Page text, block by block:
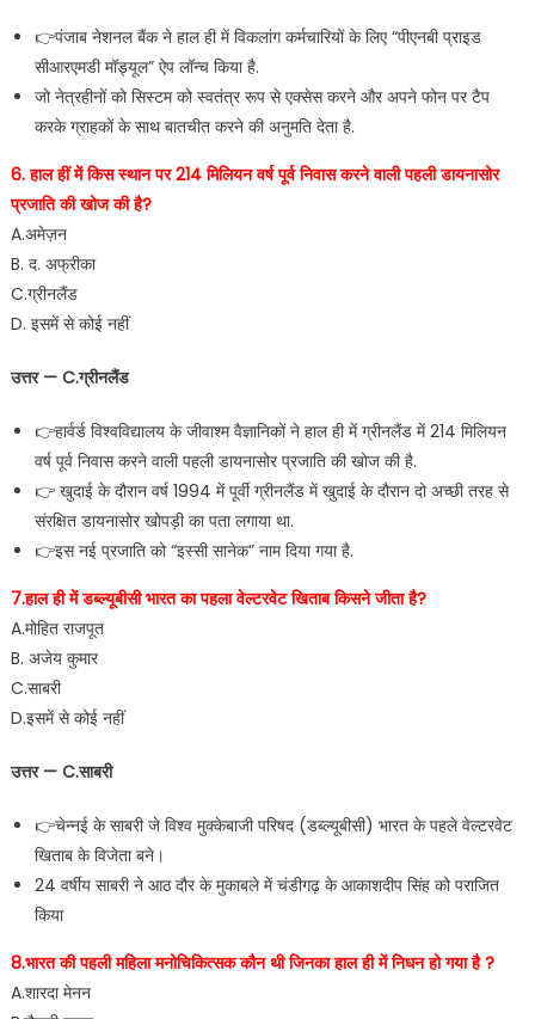
👉पंजाब नेशनल बैंक ने हाल ही में विकलांग कर्मचारियों के लिए “पीएनबी प्राइड
सीआरएमडी मॉड्यूल” ऐप लॉन्च किया है.
जो नेत्रहीनों को सिस्टम को स्वतंत्र रूप से एक्सेस करने और अपने फोन पर टैप
करके ग्राहकों के साथ बातचीत करने की अनुमति देता है.
6. हाल हीं में किस स्थान पर 214 मिलियन वर्ष पूर्व निवास करने वाली पहली डायनासोर
प्रजाति की खोज की है?
A.अमेज़न
B. द. अफ्रीका
C.ग्रीनलैंड
D. इसमें से कोई नहीं
उत्तर — C.ग्रीनलैंड
👉हार्वर्ड विश्वविद्यालय के जीवाश्म वैज्ञानिकों ने हाल ही में ग्रीनलैंड में 214 मिलियन
वर्ष पूर्व निवास करने वाली पहली डायनासोर प्रजाति की खोज की है.
👉 खुदाई के दौरान वर्ष 1994 में पूर्वी ग्रीनलैंड में खुदाई के दौरान दो अच्छी तरह से
संरक्षित डायनासोर खोपड़ी का पता लगाया था.
👉इस नई प्रजाति को “इस्सी सानेक” नाम दिया गया है.
7.हाल ही में डब्ल्यूबीसी भारत का पहला वेल्टरवेट खिताब किसने जीता है?
A.मोहित राजपूत
B. अजेय कुमार
C.साबरी
D.इसमें से कोई नहीं
उत्तर — C.साबरी
👉चेन्नई के साबरी जे विश्व मुक्केबाजी परिषद (डब्ल्यूबीसी) भारत के पहले वेल्टरवेट
खिताब के विजेता बने।
24 वर्षीय साबरी ने आठ दौर के मुकाबले में चंडीगढ़ के आकाशदीप सिंह को पराजित
किया
8.भारत की पहली महिला मनोचिकित्सक कौन थी जिनका हाल ही में निधन हो गया है ?
A.शारदा मेनन